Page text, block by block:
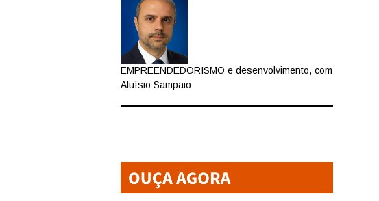
EMPREENDEDORISMO e desenvolvimento, com
Aluísio Sampaio